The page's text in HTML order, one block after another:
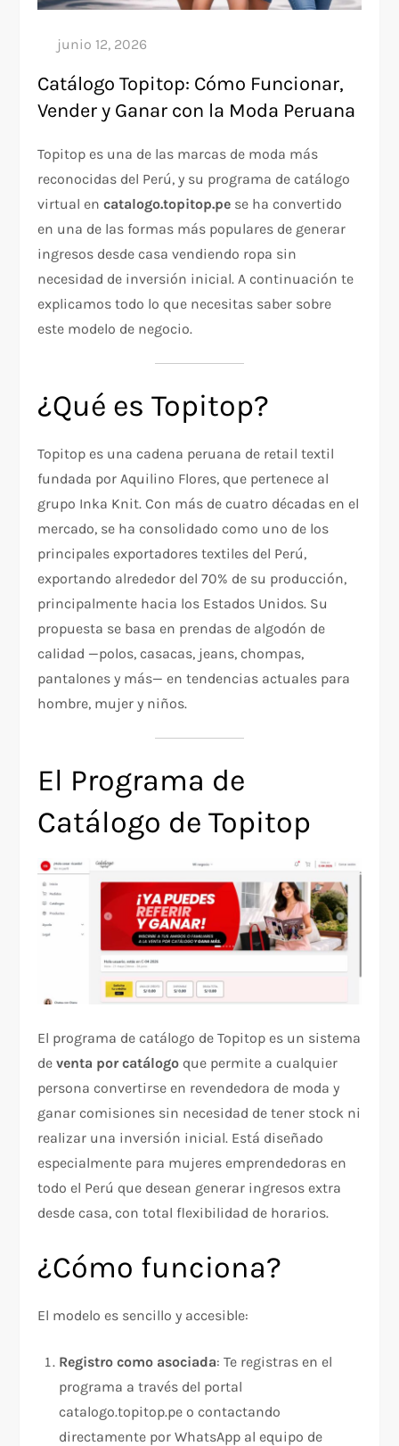
Catálogo Topitop: Cómo Funcionar,
Vender y Ganar con la Moda Peruana
Topitop es una de las marcas de moda más
reconocidas del Perú, y su programa de catálogo
virtual encatalogo.topitop.pe se ha convertido
en una de las formas más populares de generar
ingresos desde casa vendiendo ropa sin
necesidad de inversión inicial. A continuación te
explicamos todo lo que necesitas saber sobre
este modelo de negocio.
¿Qué es Topitop?
Topitop es una cadena peruana de retail textil
fundada por Aquilino Flores, que pertenece al
grupo Inka Knit. Con más de cuatro décadas en el
mercado, se ha consolidado como uno de los
principales exportadores textiles del Perú,
exportando alrededor del 70% de su producción,
principalmente hacia los Estados Unidos. Su
propuesta se basa en prendas de algodón de
calidad —polos, casacas, jeans, chompas,
pantalones y más— en tendencias actuales para
hombre, mujer y niños.
El Programa de
Catálogo de Topitop
El programa de catálogo de Topitop es un sistema
deventa por catálogo que permite a cualquier
persona convertirse en revendedora de moda y
ganar comisiones sin necesidad de tener stock ni
realizar una inversión inicial. Está diseñado
especialmente para mujeres emprendedoras en
todo el Perú que desean generar ingresos extra
desde casa, con total flexibilidad de horarios.
¿Cómo funciona?
El modelo es sencillo y accesible:
Registro como asociada: Te registras en el
programa a través del portal
catalogo.topitop.pe o contactando
directamente por WhatsApp al equipo de